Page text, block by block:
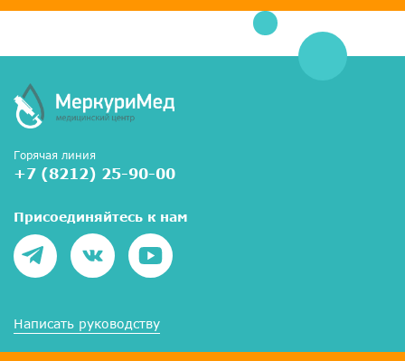
Горячая линия
+7 (8212) 25-90-00
Присоединяйтесь к нам
Написать руководству